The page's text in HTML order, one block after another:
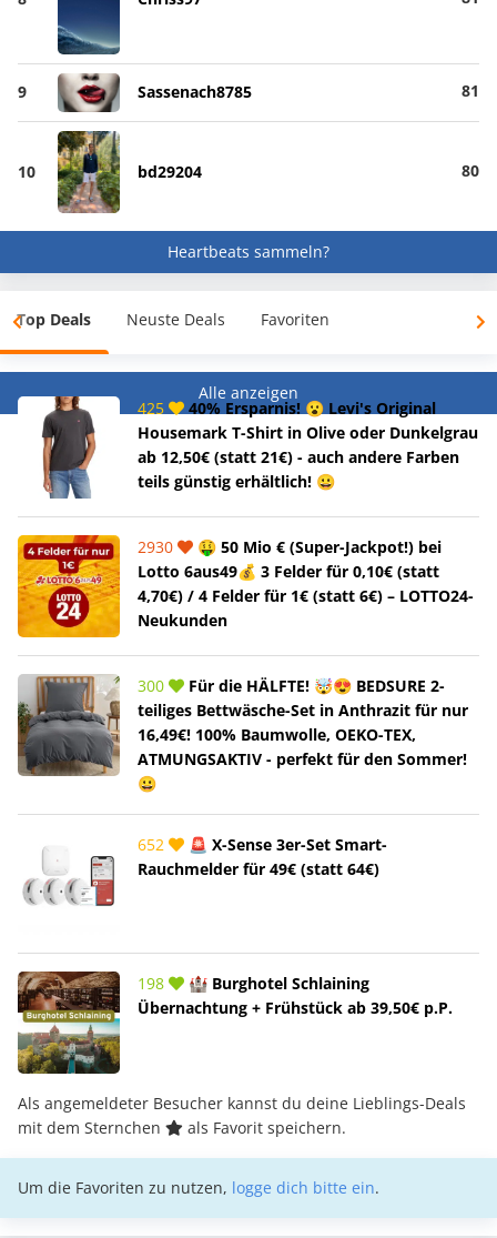
9 Sassenach8785 81
10 bd29204 80
Heartbeats sammeln?
Top Deals Neuste Deals Favoriten
Alle anzeigen
425
40% Ersparnis! 😮 Levi's Original
Housemark T-Shirt in Olive oder Dunkelgrau
ab 12,50€ (statt 21€) - auch andere Farben
teils günstig erhältlich! 😀
2930
🤑 50 Mio € (Super-Jackpot!) bei
Lotto 6aus49💰 3 Felder für 0,10€ (statt
4,70€) / 4 Felder für 1€ (statt 6€) – LOTTO24-
Neukunden
300
Für die HÄLFTE! 🤯😍 BEDSURE 2-
teiliges Bettwäsche-Set in Anthrazit für nur
16,49€! 100% Baumwolle, OEKO-TEX,
ATMUNGSAKTIV - perfekt für den Sommer!
😀
652
🚨 X-Sense 3er-Set Smart-
Rauchmelder für 49€ (statt 64€)
198
🏰 Burghotel Schlaining
Übernachtung + Frühstück ab 39,50€ p.P.
Als angemeldeter Besucher kannst du deine Lieblings-Deals
mit dem Sternchen
als Favorit speichern.
Um die Favoriten zu nutzen, logge dich bitte ein.